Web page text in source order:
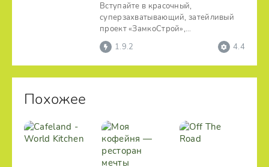
Вступайте в красочный,
суперзахватывающий, затейливый
проект «ЗамкоСтрой»,
практикуйтесь в соединении
определенных
1.9.2 4.4
Похожее